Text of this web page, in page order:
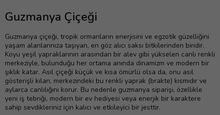
Guzmanya Çiçeği
Guzmanya çiçeği, tropik ormanların enerjisini ve egzotik güzelliğini
yaşam alanlarınıza taşıyan, en göz alıcı saksı bitkilerinden biridir.
Koyu yeşil yapraklarının arasından bir alev gibi yükselen canlı renkli
merkeziyle, bulunduğu her ortama anında dinamizm ve modern bir
şıklık katar. Asıl çiçeği küçük ve kısa ömürlü olsa da, onu asıl
gösterişli kılan, merkezindeki bu renkli yaprak (brakte) kısmıdır ve
aylarca canlılığını korur. Bu nedenle guzmanya siparişi, özellikle
yeni iş tebriği, modern bir ev hediyesi veya enerjik bir karaktere
sahip sevdikleriniz için kalıcı ve etkileyici bir jesttir.